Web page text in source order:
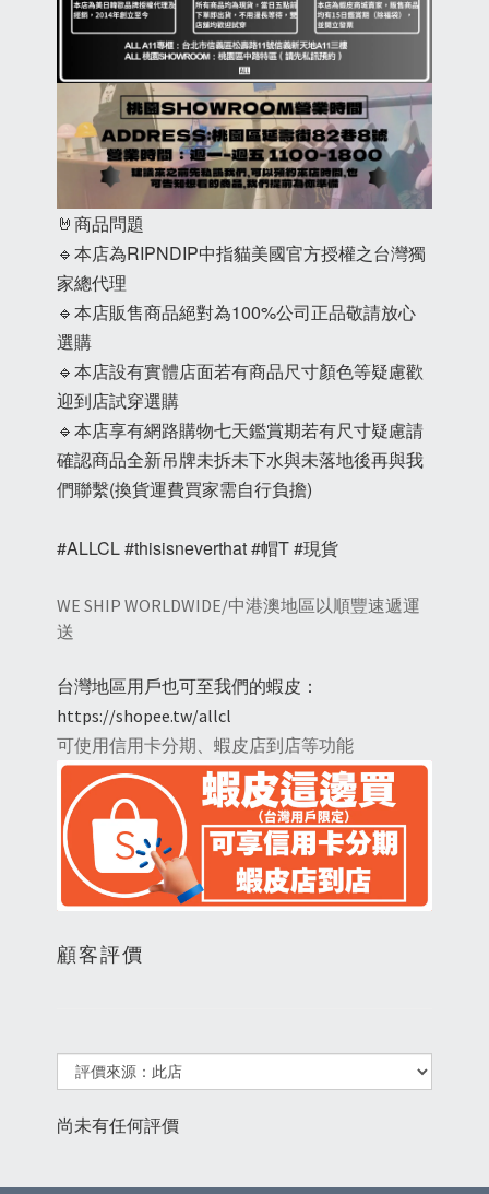
🤘商品問題
🔹本店為RIPNDIP中指貓美國官方授權之台灣獨
家總代理
🔹本店販售商品絕對為100%公司正品敬請放心
選購
🔹本店設有實體店面若有商品尺寸顏色等疑慮歡
迎到店試穿選購
🔹本店享有網路購物七天鑑賞期若有尺寸疑慮請
確認商品全新吊牌未拆未下水與未落地後再與我
們聯繫(換貨運費買家需自行負擔)
#ALLCL #thisisneverthat #帽T #現貨
WE SHIP WORLDWIDE/中港澳地區以順豐速遞運
送
台灣地區用戶也可至我們的蝦皮：
https://shopee.tw/allcl
可使用信用卡分期、蝦皮店到店等功能
顧客評價
尚未有任何評價